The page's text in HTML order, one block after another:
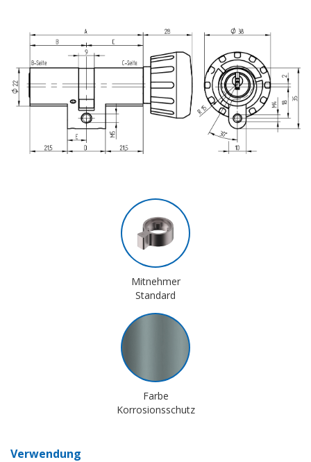
Mitnehmer
Standard
Farbe
Korrosionsschutz
Verwendung